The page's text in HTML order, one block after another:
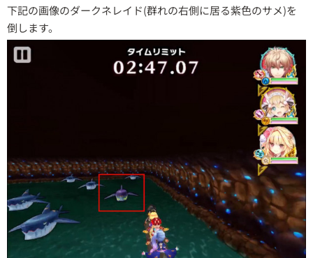
下記の画像のダークネレイド(群れの右側に居る紫色のサメ)を
倒します。